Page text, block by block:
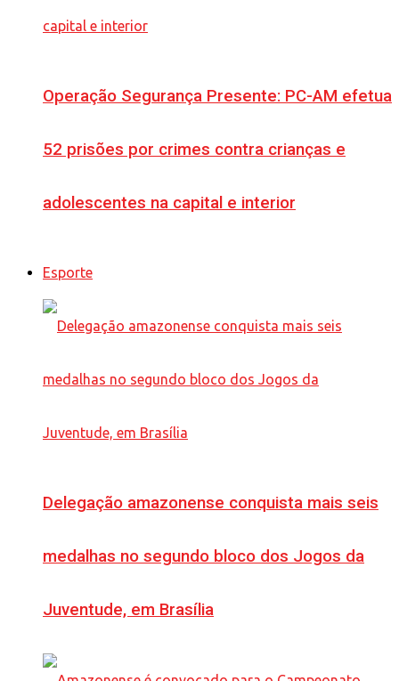
Operação Segurança Presente: PC-AM efetua
52 prisões por crimes contra crianças e
adolescentes na capital e interior
Esporte
Delegação amazonense conquista mais seis
medalhas no segundo bloco dos Jogos da
Juventude, em Brasília